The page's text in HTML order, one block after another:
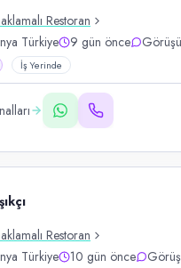
Restoran
Türkiye
9 gün önce
İş Yerinde
Restoran
Türkiye
10 gün önce